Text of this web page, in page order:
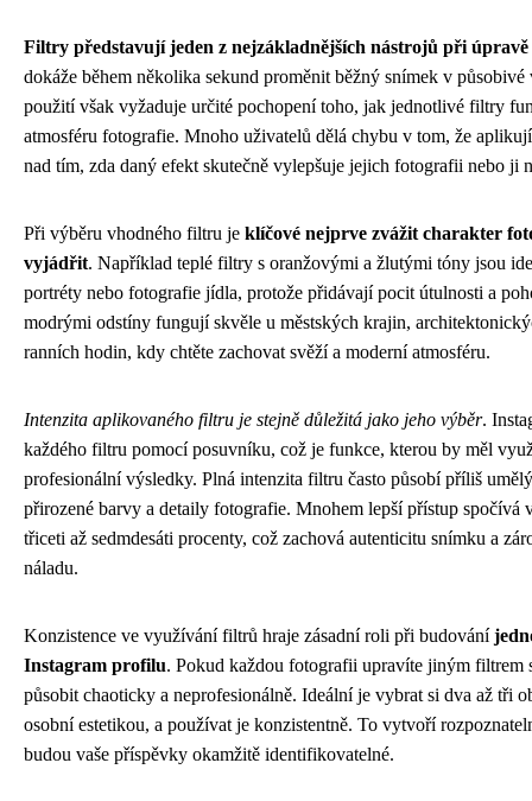
Filtry představují jeden z nejzákladnějších nástrojů při
dokáže během několika sekund proměnit běžný snímek v
použití však vyžaduje určité pochopení toho, jak jednotlivé filtry
atmosféru fotografie. Mnoho uživatelů dělá chybu v tom, že
nad tím, zda daný efekt skutečně vylepšuje jejich fotografii nebo ji
Při výběru vhodného filtru je klíčové nejprve zvážit charakter
vyjádřit. Například teplé filtry s oranžovými a žlutými tóny jsou
portréty nebo fotografie jídla, protože přidávají pocit útulnosti a
modrými odstíny fungují skvěle u městských krajin,
ranních hodin, kdy chtěte zachovat svěží a moderní atmosféru.
Intenzita aplikovaného filtru je stejně důležitá jako jeho výběr.
každého filtru pomocí posuvníku, což je funkce, kterou by měl
profesionální výsledky. Plná intenzita filtru často působí příliš
přirozené barvy a detaily fotografie. Mnohem lepší přístup
třiceti až sedmdesáti procenty, což zachová autenticitu snímku a
náladu.
Konzistence ve využívání filtrů hraje zásadní roli při budování
Instagram profilu. Pokud každou fotografii upravíte jiným filtrem
působit chaoticky a neprofesionálně. Ideální je vybrat si dva až tři
osobní estetikou, a používat je konzistentně. To vytvoří
budou vaše příspěvky okamžitě identifikovatelné.